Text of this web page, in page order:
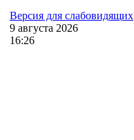
Версия для слабовидящих
9 августа 2026
16:26